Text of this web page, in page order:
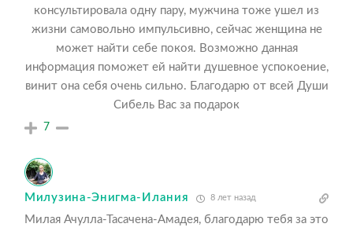
консультировала одну пару, мужчина тоже ушел из
жизни самовольно импульсивно, сейчас женщина не
может найти себе покоя. Возможно данная
информация поможет ей найти душевное успокоение,
винит она себя очень сильно. Благодарю от всей Души
Сибель Вас за подарок
7
Милузина-Энигма-Илания 8 лет назад
Милая Ачулла-Тасачена-Амадея, благодарю тебя за это